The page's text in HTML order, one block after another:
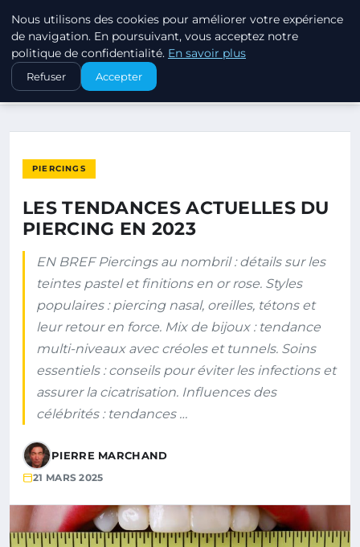
PIERCINGS ET PLUGS
ACCUEIL
PIERCINGS
LES TENDANCES ACTUELLES DU PIERCING EN 2023
PIERCINGS
LES TENDANCES ACTUELLES DU
PIERCING EN 2023
EN BREF Piercings au nombril : détails sur les
teintes pastel et finitions en or rose. Styles
populaires : piercing nasal, oreilles, tétons et
leur retour en force. Mix de bijoux : tendance
multi-niveaux avec créoles et tunnels. Soins
essentiels : conseils pour éviter les infections et
assurer la cicatrisation. Influences des
célébrités : tendances …
PIERRE MARCHAND
21 MARS 2025
Nous utilisons des cookies pour améliorer votre expérience
de navigation. En poursuivant, vous acceptez notre
politique de confidentialité. En savoir plus
Refuser Accepter